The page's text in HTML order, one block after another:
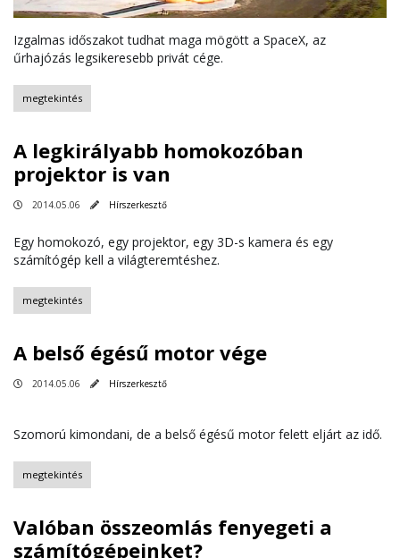
Izgalmas időszakot tudhat maga mögött a SpaceX, az
űrhajózás legsikeresebb privát cége.
megtekintés
A legkirályabb homokozóban
projektor is van
2014.05.06 Hírszerkesztő
Egy homokozó, egy projektor, egy 3D-s kamera és egy
számítógép kell a világteremtéshez.
megtekintés
A belső égésű motor vége
2014.05.06 Hírszerkesztő
Szomorú kimondani, de a belső égésű motor felett eljárt az idő.
megtekintés
Valóban összeomlás fenyegeti a
számítógépeinket?